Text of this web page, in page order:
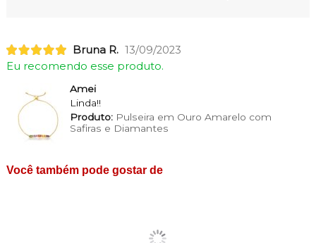
Bruna R. 13/09/2023
Eu recomendo esse produto.
Amei
Linda!!
Produto:Pulseira em Ouro Amarelo com
Safiras e Diamantes
Você também pode gostar de